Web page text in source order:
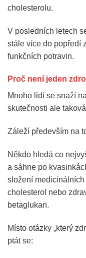
cholesterolu.
V posledních letech
stále více do popředí
funkčních potravin.
Proč není jeden
Mnoho lidí se snaží
skutečnosti ale
Záleží především na
Někdo hledá co
a sáhne po
složení
cholesterol nebo
betaglukan.
Místo otázky „který
ptát se: